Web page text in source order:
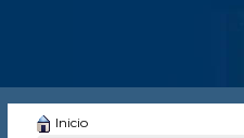
Inicio